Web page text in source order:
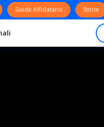
Guide Affidatario Storie